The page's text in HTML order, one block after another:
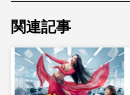
関連記事